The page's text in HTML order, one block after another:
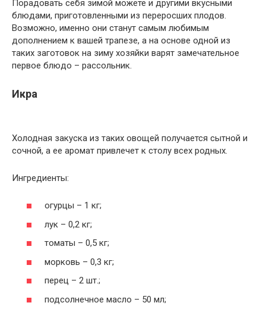
Порадовать себя зимой можете и другими вкусными
блюдами, приготовленными из переросших плодов.
Возможно, именно они станут самым любимым
дополнением к вашей трапезе, а на основе одной из
таких заготовок на зиму хозяйки варят замечательное
первое блюдо – рассольник.
Икра
Холодная закуска из таких овощей получается сытной и
сочной, а ее аромат привлечет к столу всех родных.
Ингредиенты:
огурцы – 1 кг;
лук – 0,2 кг;
томаты – 0,5 кг;
морковь – 0,3 кг;
перец – 2 шт.;
подсолнечное масло – 50 мл;